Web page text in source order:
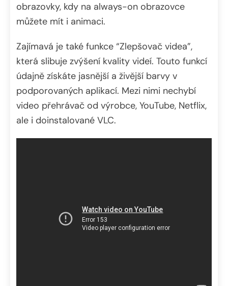
obrazovky, kdy na always-on obrazovce
můžete mít i animaci.
Zajímavá je také funkce “Zlepšovač videa”,
která slibuje zvýšení kvality videí. Touto funkcí
údajně získáte jasnější a živější barvy v
podporovaných aplikací. Mezi nimi nechybí
video přehrávač od výrobce, YouTube, Netflix,
ale i doinstalované VLC.